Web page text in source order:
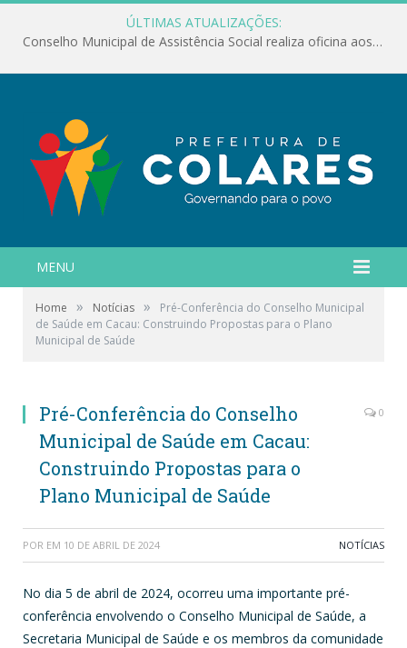
ÚLTIMAS ATUALIZAÇÕES:
Conselho Municipal de Assistência Social realiza oficina aos servidores
MENU
Home » Notícias »
Pré-Conferência do Conselho Municipal
de Saúde em Cacau: Construindo Propostas para o Plano
Municipal de Saúde
Pré-Conferência do Conselho
Municipal de Saúde em Cacau:
Construindo Propostas para o
Plano Municipal de Saúde
0
POR EM 10 DE ABRIL DE 2024 NOTÍCIAS
No dia 5 de abril de 2024, ocorreu uma importante pré-
conferência envolvendo o Conselho Municipal de Saúde, a
Secretaria Municipal de Saúde e os membros da comunidade